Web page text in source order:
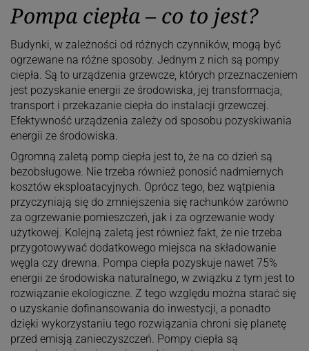
Pompa ciepła – co to jest?
Budynki, w zależności od różnych czynników, mogą być
ogrzewane na różne sposoby. Jednym z nich są pompy
ciepła. Są to urządzenia grzewcze, których przeznaczeniem
jest pozyskanie energii ze środowiska, jej transformacja,
transport i przekazanie ciepła do instalacji grzewczej.
Efektywność urządzenia zależy od sposobu pozyskiwania
energii ze środowiska.
Ogromną zaletą pomp ciepła jest to, że na co dzień są
bezobsługowe. Nie trzeba również ponosić nadmiernych
kosztów eksploatacyjnych. Oprócz tego, bez wątpienia
przyczyniają się do zmniejszenia się rachunków zarówno
za ogrzewanie pomieszczeń, jak i za ogrzewanie wody
użytkowej. Kolejną zaletą jest również fakt, że nie trzeba
przygotowywać dodatkowego miejsca na składowanie
węgla czy drewna. Pompa ciepła pozyskuje nawet 75%
energii ze środowiska naturalnego, w związku z tym jest to
rozwiązanie ekologiczne. Z tego względu można starać się
o uzyskanie dofinansowania do inwestycji, a ponadto
dzięki wykorzystaniu tego rozwiązania chroni się planetę
przed emisją zanieczyszczeń. Pompy ciepła są